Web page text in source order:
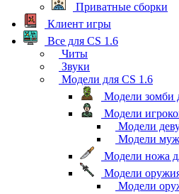
Приватные сборки
Клиент игры
Все для CS 1.6
Читы
Звуки
Модели для CS 1.6
Модели зомби
Модели
Модели
Модели
Модели ножа
Модели
Модели